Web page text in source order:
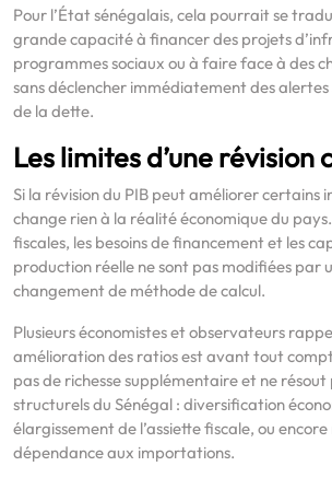
Pour l’État sénégalais, cela pourrait se
grande capacité à financer des projets
programmes sociaux ou à faire face à des
sans déclencher immédiatement des
de la dette.
Les limites d’une révision
Si la révision du PIB peut améliorer certains
change rien à la réalité économique du
fiscales, les besoins de financement et les
production réelle ne sont pas modifiées par
changement de méthode de calcul.
Plusieurs économistes et observateurs
amélioration des ratios est avant tout
pas de richesse supplémentaire et ne résout
structurels du Sénégal : diversification
élargissement de l’assiette fiscale, ou
dépendance aux importations.